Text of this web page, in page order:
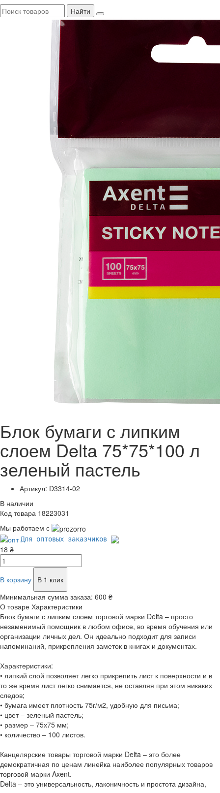
Найти
Блок бумаги с липким
слоем Delta 75*75*100 л
зеленый пастель
Артикул: D3314-02
В наличии
Код товара 18223031
Мы работаем с
Для оптовых заказчиков
18 ₴
В корзину
В 1 клик
Минимальная сумма заказа: 600 ₴
О товаре Характеристики
Блок бумаги с липким слоем торговой марки Delta – просто
незаменимый помощник в любом офисе, во время обучения или
организации личных дел. Он идеально подходит для записи
напоминаний, прикрепления заметок в книгах и документах.
Характеристики:
• липкий слой позволяет легко прикрепить лист к поверхности и в
то же время лист легко снимается, не оставляя при этом никаких
следов;
• бумага имеет плотность 75г/м2, удобную для письма;
• цвет – зеленый пастель;
• размер – 75х75 мм;
• количество – 100 листов.
Канцелярские товары торговой марки Delta – это более
демократичная по ценам линейка наиболее популярных товаров
торговой марки Axent.
Delta – это универсальность, лаконичность и простота дизайна,